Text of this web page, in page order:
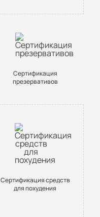
Сертификация
презервативов
Сертификация средств
для похудения